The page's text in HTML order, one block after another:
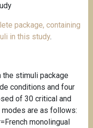
package, containing
in this study.
the stimuli package
conditions and four
of 30 critical and
are as follows:
monolingual